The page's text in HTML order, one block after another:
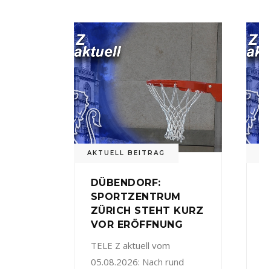
AKTUELL BEITRAG
DÜBENDORF:
SPORTZENTRUM
ZÜRICH STEHT KURZ
VOR ERÖFFNUNG
TELE Z aktuell vom
05.08.2026: Nach rund